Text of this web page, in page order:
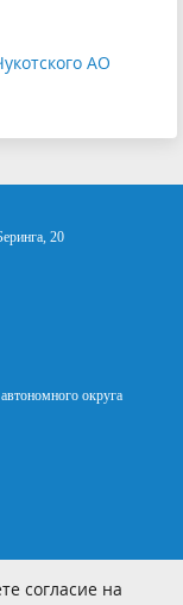
АО
20
округа
согласие на